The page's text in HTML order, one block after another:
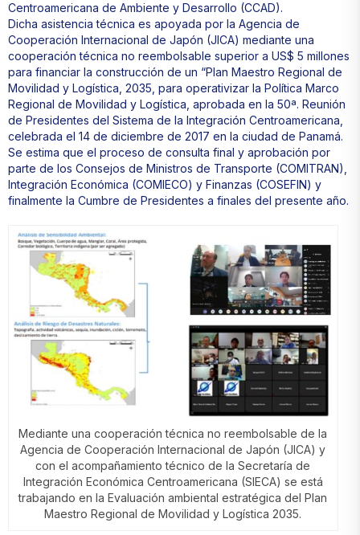
Centroamericana de Ambiente y Desarrollo (CCAD).
Dicha asistencia técnica es apoyada por la Agencia de
Cooperación Internacional de Japón (JICA) mediante una
cooperación técnica no reembolsable superior a US$ 5 millones
para financiar la construcción de un “Plan Maestro Regional de
Movilidad y Logística, 2035, para operativizar la Política Marco
Regional de Movilidad y Logística, aprobada en la 50ª. Reunión
de Presidentes del Sistema de la Integración Centroamericana,
celebrada el 14 de diciembre de 2017 en la ciudad de Panamá.
Se estima que el proceso de consulta final y aprobación por
parte de los Consejos de Ministros de Transporte (COMITRAN),
Integración Económica (COMIECO) y Finanzas (COSEFIN) y
finalmente la Cumbre de Presidentes a finales del presente año.
Mediante una cooperación técnica no reembolsable de la
Agencia de Cooperación Internacional de Japón (JICA) y
con el acompañamiento técnico de la Secretaría de
Integración Económica Centroamericana (SIECA) se está
trabajando en la Evaluación ambiental estratégica del Plan
Maestro Regional de Movilidad y Logística 2035.